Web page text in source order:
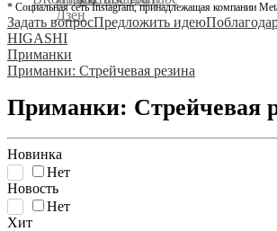
* Социальная сеть Instagram, принадлежащая компании
Задать вопросПредложить идею
HIGASHI
Приманки
Приманки: Стрейчевая резина
Приманки: Стрейчевая
Новинка
Нет
Новость
Нет
Хит